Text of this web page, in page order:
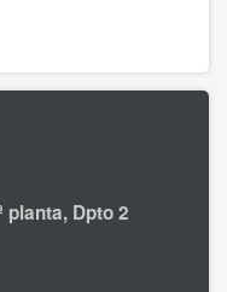
planta, Dpto 2